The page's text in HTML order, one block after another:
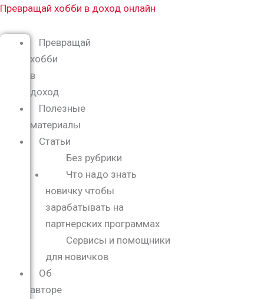
Перейти
содержимому
Превращай хобби в доход онлайн
Меню
Превращай
хобби
в
доход
Полезные
материалы
Статьи
Без рубрики
Что надо знать
новичку чтобы
зарабатывать на
партнерских программах
Сервисы и помощники
для новичков
Об
авторе